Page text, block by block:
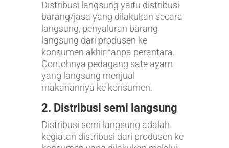
Distribusi langsung yaitu distribusi
barang/jasa yang dilakukan secara
langsung, penyaluran barang
langsung dari produsen ke
konsumen akhir tanpa perantara.
Contohnya pedagang sate ayam
yang langsung menjual
makanannya ke konsumen.
2. Distribusi semi langsung
Distribusi semi langsung adalah
kegiatan distribusi dari produsen ke